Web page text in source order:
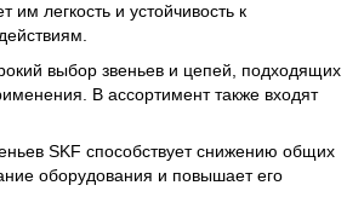
им легкость и устойчивость к
выбор звеньев и цепей, подходящих
В ассортимент также входят
SKF способствует снижению общих
оборудования и повышает его